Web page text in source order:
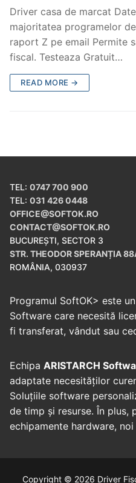
Driver casa de marcat
majoritatea programelor
raport Z pe email Permite
fiscal. Testeaza Gratuit…
READ MORE →
TEL: 0747 700 900
TEL: 031 426 0448
OFFICE@SOFTOK.RO
CONTACT@SOFTOK.RO
BUCUREȘTI, SECTOR 3
STR. THEODOR SPERANȚIA
ROMÂNIA, 030937
Programul SoftOK> este
Software care necesită
fi transferat, vândut sau
Echipa ARISTARCH
adaptate necesităților
Soluțiile software
de timp și resurse. În plus,
echipamente hardware,
Copyright © 2026 Driver